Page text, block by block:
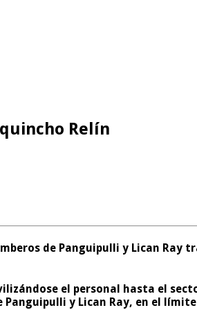
Relín
de Panguipulli y Lican
el personal hasta el
y Lican Ray, en el